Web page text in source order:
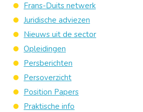
Frans-Duits netwerk
Juridische adviezen
Nieuws uit de sector
Opleidingen
Persberichten
Persoverzicht
Position Papers
Praktische info